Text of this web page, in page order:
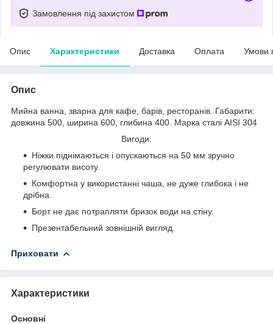
Замовлення під захистом
Опис Характеристики Доставка Оплата Умови
Опис
Мийна ванна, зварна для кафе, барів, ресторанів. Габарити:
довжина 500, ширина 600, глибина 400. Марка сталі AISI 304
Вигоди:
Ніжки піднімаються і опускаються на 50 мм зручно
регулювати висоту.
Комфортна у використанні чаша, не дуже глибока і не
дрібна.
Борт не дає потрапляти бризок води на стіну.
Презентабельний зовнішній вигляд.
Приховати
Характеристики
Основні